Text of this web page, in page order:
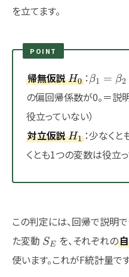
を立てます。
POINT
帰無仮説H_0
H0 ： \beta_1
=
\beta_2
=
\cdots
=
\beta_k
β1 = β2
の偏回帰係数が0。＝説
役立っていない）
対立仮説H_1
H1 ：少なくと
くとも1つの変数は役立っ
この判定には、回帰で説明
た変動 S_E
SE を、それぞれの
使います。これがF統計量です